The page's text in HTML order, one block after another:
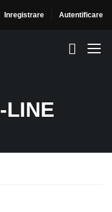
Inregistrare Autentificare
LINE